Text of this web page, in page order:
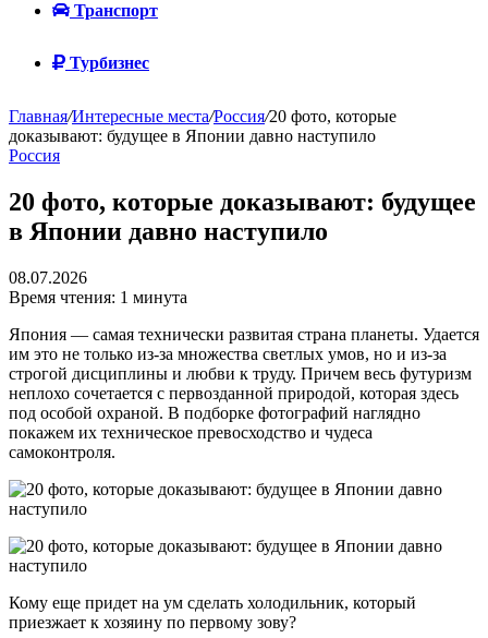
Транспорт
Турбизнес
Главная/Интересные места/Россия/20 фото, которые
доказывают: будущее в Японии давно наступило
Россия
20 фото, которые доказывают: будущее
в Японии давно наступило
08.07.2026
Время чтения: 1 минута
Япония — самая технически развитая страна планеты. Удается
им это не только из-за множества светлых умов, но и из-за
строгой дисциплины и любви к труду. Причем весь футуризм
неплохо сочетается с первозданной природой, которая здесь
под особой охраной. В подборке фотографий наглядно
покажем их техническое превосходство и чудеса
самоконтроля.
Кому еще придет на ум сделать холодильник, который
приезжает к хозяину по первому зову?